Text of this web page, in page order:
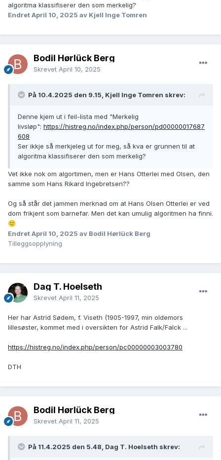
algoritma klassifiserer den som merkelig?
EndretApril 10, 2025 av Kjell Inge Tomren
Bodil Hørlück Berg
Skrevet April 10, 2025
På 10.4.2025 den 9.15, Kjell Inge Tomren skrev:
Denne kjem ut i feil-lista med "Merkelig
livsløp": https://histreg.no/index.php/person/pd00000017687
608
Ser ikkje så merkjeleg ut for meg, så kva er grunnen til at
algoritma klassifiserer den som merkelig?
Vet ikke nok om algortimen, men er Hans Otterlei med Olsen, den
samme som Hans Rikard Ingebretsen??
Og så står det jammen merknad om at Hans Olsen Otterlei er ved
dom frikjent som barnefar. Men det kan umulig algoritmen ha finni.
🙂
EndretApril 10, 2025 av Bodil Hørlück Berg
Tilleggsopplyning
Dag T. Hoelseth
Skrevet April 11, 2025
Her har Astrid Sødem, f. Viseth (1905-1997, min oldemors
lillesøster, kommet med i oversikten for Astrid Falk/Falck ...
https://histreg.no/index.php/person/pc00000003003780
DTH
Bodil Hørlück Berg
Skrevet April 11, 2025
På 11.4.2025 den 5.48, Dag T. Hoelseth skrev: